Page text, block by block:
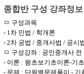
종합반 구성 강좌정보
ㅁ 구성과목
- 1차 민법 / 학개론
- 2차 공법 / 중개사법 / 공시
ㅁ 구성강좌 : 공인중개사 전
- 이론 : 왕초보기초이론-기
- 문제 : 단원별문제풀이 -